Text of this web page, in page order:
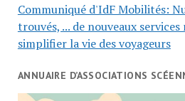
Communiqué d'IdF Mobilités:
trouvés, ... de nouveaux
simplifier la vie des voyageurs
ANNUAIRE D’ASSOCIATIONS